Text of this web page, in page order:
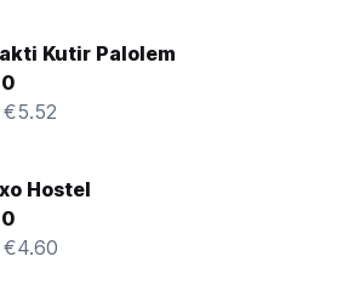
Kutir Palolem
Hostel